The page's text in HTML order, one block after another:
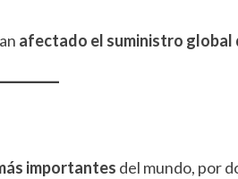
afectado el suministro global
importantes del mundo, por